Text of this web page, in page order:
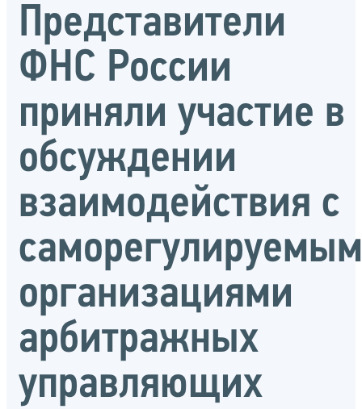
Представители
ФНС России
приняли участие в
обсуждении
взаимодействия с
организациями
арбитражных
управляющих